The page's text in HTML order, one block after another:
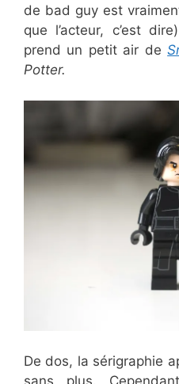
de bad guy est
que l’acteur, c’est
prend un petit air de
Potter.
De dos, la sérigraphie
sans plus.